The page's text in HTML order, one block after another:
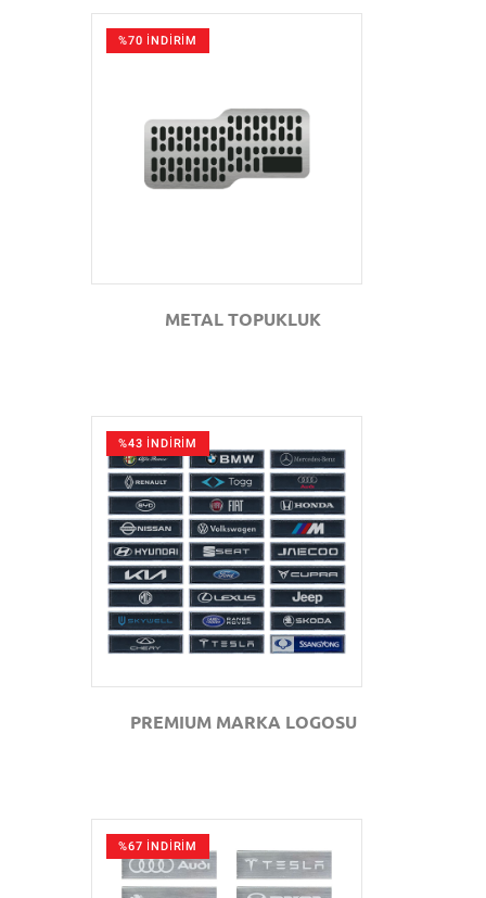
%70 İNDİRİM
GÖZAT
METAL TOPUKLUK
%43 İNDİRİM
GÖZAT
PREMIUM MARKA LOGOSU
%67 İNDİRİM